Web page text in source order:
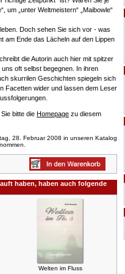
um „unter Weltmeistern“ „Maibowle“
Doch sehen Sie sich vor - was
am Ende das Lächeln auf den Lippen
die Autorin auch hier mit spitzer
oft selbst begegnen. In ihren
skurrilen Geschichten spiegeln sich
Facetten wider und lassen dem Leser
bitte die Homepage zu diesem
28. Februar 2008 in unseren Katalog
haben, haben auch folgende
Welten im Fluss